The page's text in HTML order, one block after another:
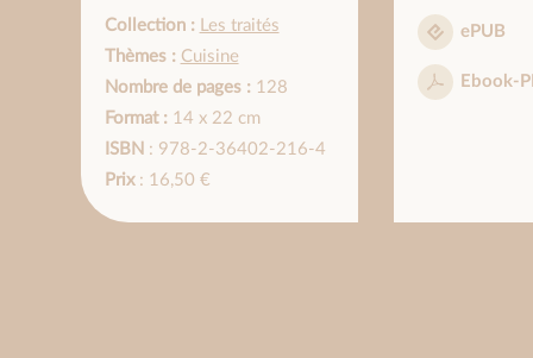
Collection : Les traités
Thèmes : Cuisine
Nombre de pages :128
Format :14 x 22 cm
ISBN : 978-2-36402-216-4
Prix: 16,50 €
ePUB
Ebook-